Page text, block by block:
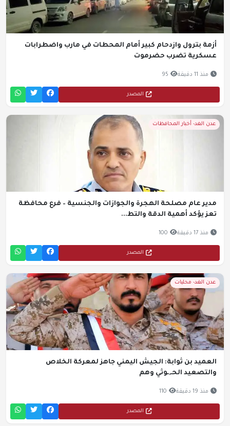
أزمة بترول وازدحام كبير أمام المحطات في مارب واضطرابات
عسكرية تضرب حضرموت
منذ 11 دقيقة 95
المصدر
عدن الغد- أخبار المحافظات
مدير عام مصلحة الهجرة والجوازات والجنسية – فرع محافظة
تعز يؤكد أهمية الدقة والتط...
منذ 17 دقيقة 100
المصدر
عدن الغد- محليات
العميد بن ثوابة: الجيش اليمني جاهز لمعركة الخلاص
والتصعيد الحـ,ـوثي وهم
منذ 19 دقيقة 110
المصدر